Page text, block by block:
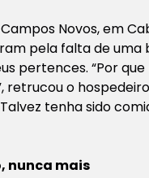
Novos, em
pela falta de uma
pertences. “Por
retrucou o
tenha sido
nunca mais